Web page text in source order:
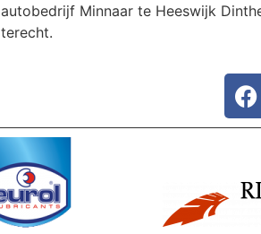
autobedrijf Minnaar te Heeswijk
terecht.